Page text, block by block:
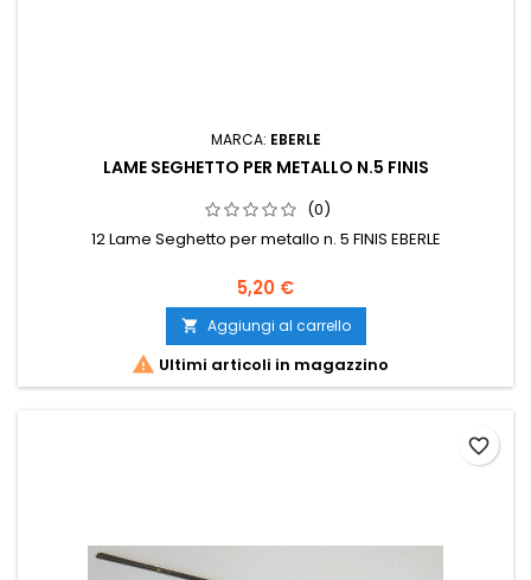
MARCA: EBERLE
LAME SEGHETTO PER METALLO N.5 FINIS
(0)
12 Lame Seghetto per metallo n. 5 FINIS EBERLE
5,20 €
 Aggiungi al carrello
 Ultimi articoli in magazzino
favorite_border